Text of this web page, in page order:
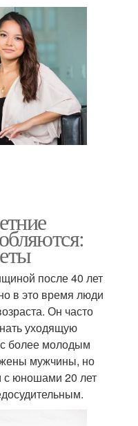
после 40 лет
в это время люди
Он часто
уходящую
более молодым
мужчины, но
с юношами 20 лет